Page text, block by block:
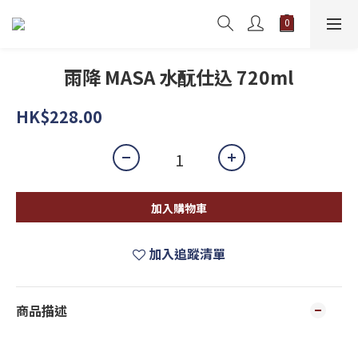
雨降 MASA 水酛仕込 720ml
HK$228.00
加入購物車
加入追蹤清單
商品描述